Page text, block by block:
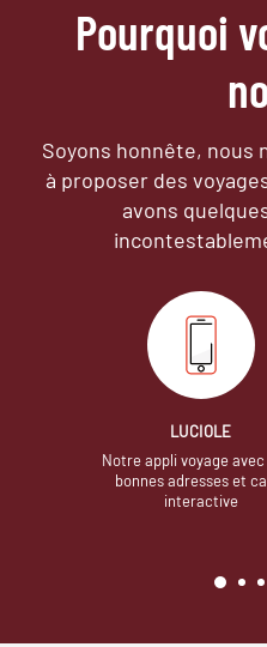
Pourquoi
Soyons honnête, nous
à proposer des
avons
LUCIOLE
Notre appli voyage avec
bonnes adresses et
interactive